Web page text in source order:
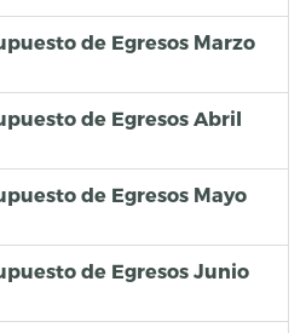
de Egresos Marzo
de Egresos Abril
de Egresos Mayo
de Egresos Junio